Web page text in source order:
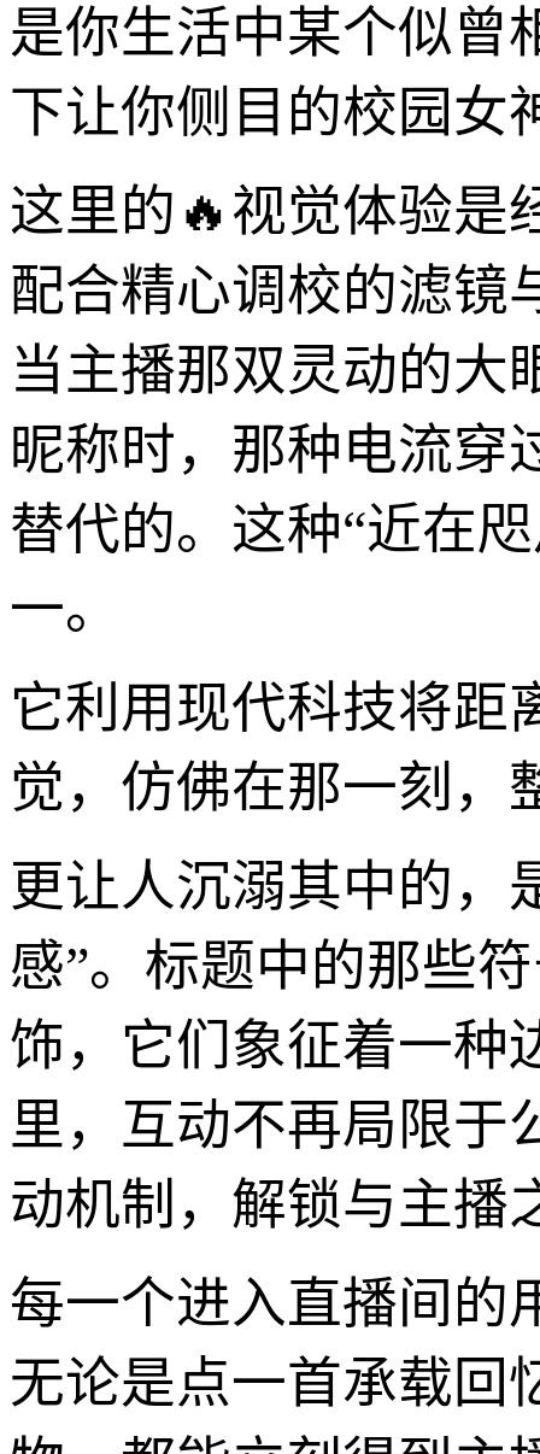
是你生活中某个似曾
下让你侧目的校园女
这里的🔥视觉体验是
配合精心调校的滤镜
当主播那双灵动的大
昵称时，那种电流穿
替代的。这种“近在
一。
它利用现代科技将距
觉，仿佛在那一刻，
更让人沉溺其中的，
感”。标题中的那些
饰，它们象征着一种
里，互动不再局限于
动机制，解锁与主播
每一个进入直播间的
无论是点一首承载回